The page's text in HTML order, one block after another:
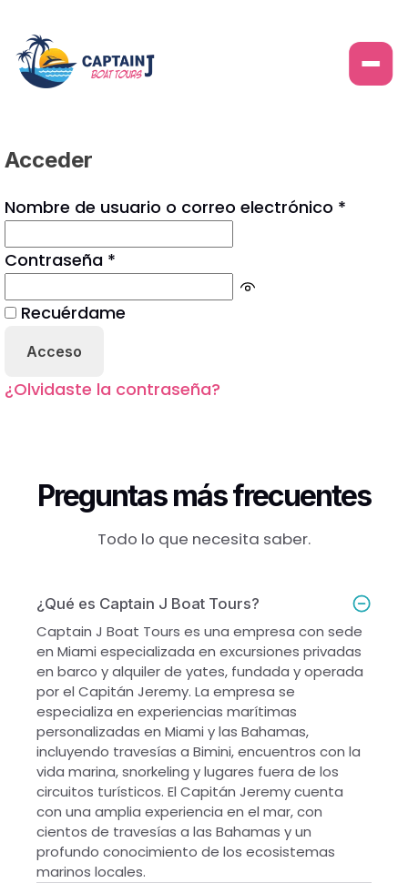
to
Acceder
Nombre de usuario o correo electrónico *
Contraseña *
Recuérdame
Acceso
¿Olvidaste la contraseña?
Preguntas más frecuentes
Todo lo que necesita saber.
¿Qué es Captain J Boat Tours?
Captain J Boat Tours es una empresa con sede
en Miami especializada en excursiones privadas
en barco y alquiler de yates, fundada y operada
por el Capitán Jeremy. La empresa se
especializa en experiencias marítimas
personalizadas en Miami y las Bahamas,
incluyendo travesías a Bimini, encuentros con la
vida marina, snorkeling y lugares fuera de los
circuitos turísticos. El Capitán Jeremy cuenta
con una amplia experiencia en el mar, con
cientos de travesías a las Bahamas y un
profundo conocimiento de los ecosistemas
marinos locales.